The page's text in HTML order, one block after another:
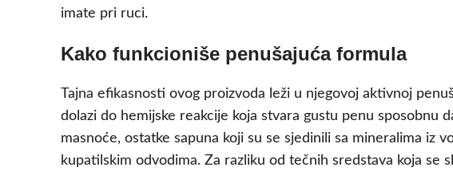
imate pri ruci.
Kako funkcioniše penušajuća formula
Tajna efikasnosti ovog proizvoda leži u njegovoj aktivnoj
dolazi do hemijske reakcije koja stvara gustu penu sposobnu
masnoće, ostatke sapuna koji su se sjedinili sa mineralima iz
kupatilskim odvodima. Za razliku od tečnih sredstava koja se